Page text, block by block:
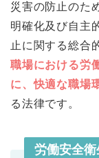
災害の防止のた
明確化及び自主
止に関する総合
職場における労
に、快適な職場
る法律です。
労働安全